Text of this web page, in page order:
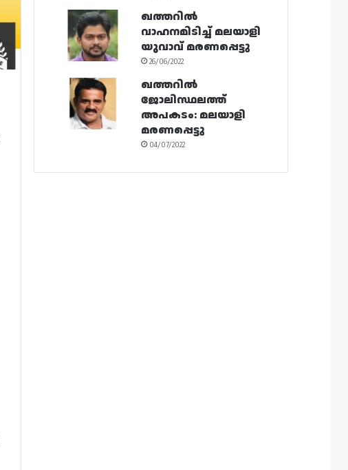
ഖത്തറിൽ
വാഹനമിടിച്ച് മലയാളി
യുവാവ് മരണപ്പെട്ടു
26/06/2022
ഖത്തറിൽ
ജോലിസ്ഥലത്ത്
അപകടം: മലയാളി
മരണപ്പെട്ടു
04/07/2022